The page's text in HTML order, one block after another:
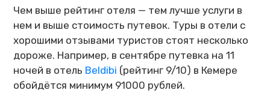
Чем выше рейтинг отеля — тем лучше услуги в
нем и выше стоимость путевок. Туры в отели с
хорошими отзывами туристов стоят несколько
дороже. Например, в сентябре путевка на 11
ночей в отель Beldibi (рейтинг 9/10) в Кемере
обойдётся минимум 91000 рублей.